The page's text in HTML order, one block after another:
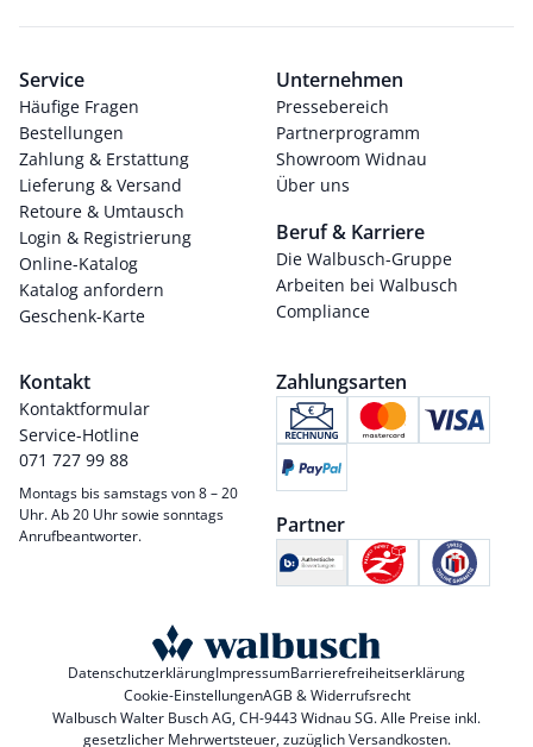
Service
Häufige Fragen
Bestellungen
Zahlung & Erstattung
Lieferung & Versand
Retoure & Umtausch
Login & Registrierung
Online-Katalog
Katalog anfordern
Geschenk-Karte
Unternehmen
Pressebereich
Partnerprogramm
Showroom Widnau
Über uns
Beruf & Karriere
Die Walbusch-Gruppe
Arbeiten bei Walbusch
Compliance
Kontakt
Kontaktformular
Service-Hotline
071 727 99 88
Montags bis samstags von 8 – 20
Uhr. Ab 20 Uhr sowie sonntags
Anrufbeantworter.
Zahlungsarten
Partner
DatenschutzerklärungImpressumBarrierefreiheitserklärung
Cookie-EinstellungenAGB & Widerrufsrecht
Walbusch Walter Busch AG, CH-9443 Widnau SG. Alle Preise inkl.
gesetzlicher Mehrwertsteuer, zuzüglichVersandkosten.